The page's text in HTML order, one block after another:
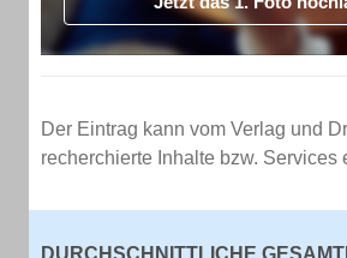
Der Eintrag kann vom Verlag und
recherchierte Inhalte bzw. Services
DURCHSCHNITTLICHE